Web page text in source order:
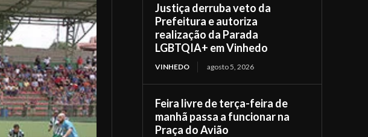
Justiça derruba veto da
Prefeitura e autoriza
realização da Parada
LGBTQIA+ em Vinhedo
VINHEDO agosto 5, 2026
Feira livre de terça-feira de
manhã passa a funcionar na
Praça do Avião